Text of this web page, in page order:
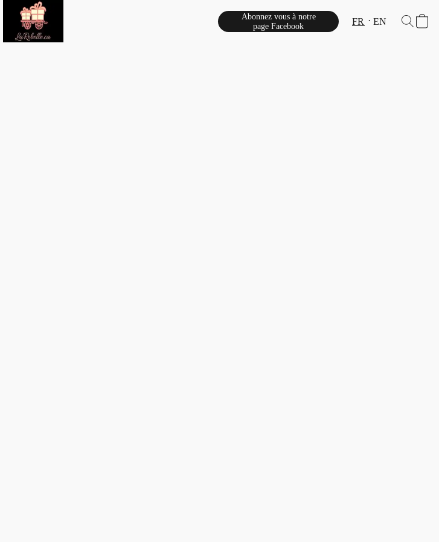
Abonnez vous à notre
page Facebook
FR EN